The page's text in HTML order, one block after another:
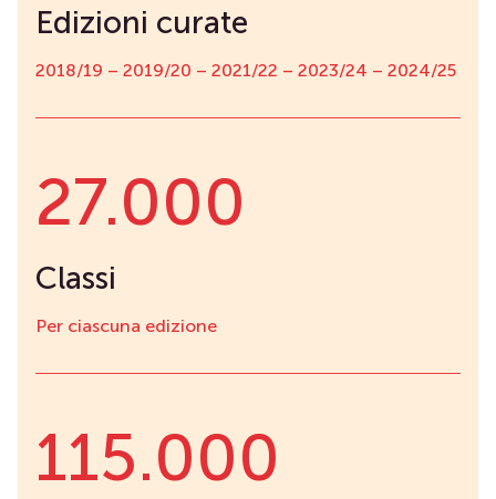
Chi siamo
Casi studio
Clienti
Metodo
Contatti
Edizioni curate
2018/19 – 2019/20 – 2021/22 – 2023/24 – 2024/25
27.000
Classi
Per ciascuna edizione
115.000